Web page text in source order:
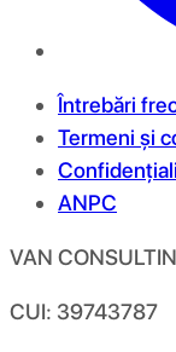
Întrebări
Termeni și
ANPC
VAN
CUI: 39743787